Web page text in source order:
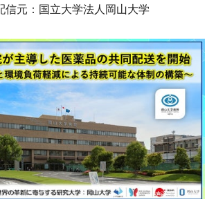
信元：国立大学法人岡山大学